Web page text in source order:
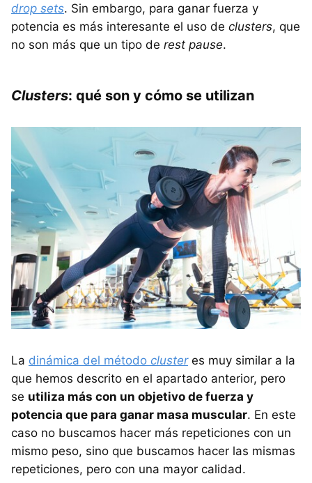
drop sets. Sin embargo, para ganar fuerza y
potencia es más interesante el uso de clusters, que
no son más que un tipo de rest pause.
Clusters: qué son y cómo se utilizan
La dinámica del método cluster es muy similar a la
que hemos descrito en el apartado anterior, pero
se utiliza más con un objetivo de fuerza y
potencia que para ganar masa muscular. En este
caso no buscamos hacer más repeticiones con un
mismo peso, sino que buscamos hacer las mismas
repeticiones, pero con una mayor calidad.